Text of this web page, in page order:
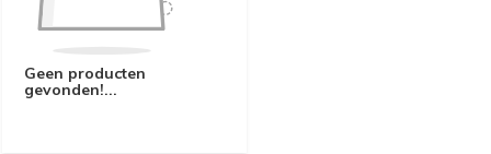
Geen producten
gevonden!...